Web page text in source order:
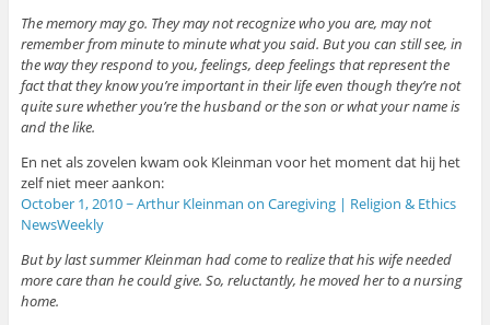
The memory may go. They may not recognize who you are, may not
remember from minute to minute what you said. But you can still see, in
the way they respond to you, feelings, deep feelings that represent the
fact that they know you’re important in their life even though they’re not
quite sure whether you’re the husband or the son or what your name is
and the like.
En net als zovelen kwam ook Kleinman voor het moment dat hij het
zelf niet meer aankon:
October 1, 2010 ~ Arthur Kleinman on Caregiving | Religion & Ethics
NewsWeekly
But by last summer Kleinman had come to realize that his wife needed
more care than he could give. So, reluctantly, he moved her to a nursing
home.